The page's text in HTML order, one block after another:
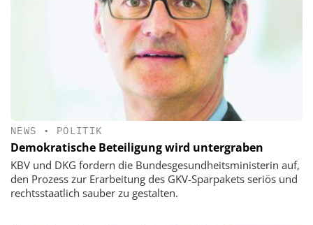
NEWS • POLITIK
Demokratische Beteiligung wird untergraben
KBV und DKG fordern die Bundesgesundheitsministerin auf,
den Prozess zur Erarbeitung des GKV-Sparpakets seriös und
rechtsstaatlich sauber zu gestalten.